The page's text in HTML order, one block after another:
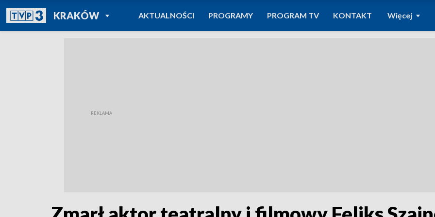
KRAKÓWPOWRÓT DO
TVP REGIONY
AKTUALNOŚCI PROGRAMY PROGRAM TV KONTAKT Więcej